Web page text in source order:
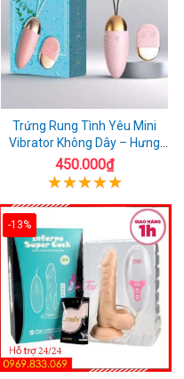
Trứng Rung Tình Yêu Mini
Vibrator Không Dây – Hưng
Phấn Mọi Nơi
450.000₫
-13%